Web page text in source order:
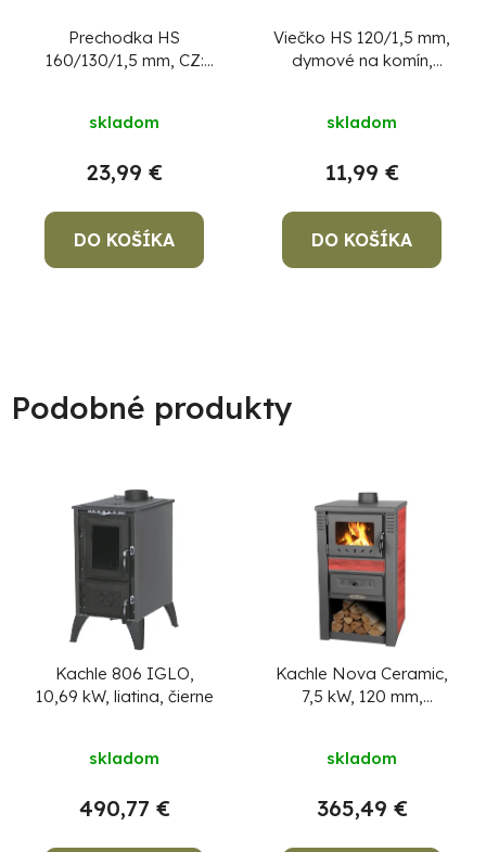
Prechodka HS
160/130/1,5 mm, CZ:
skladom
23,99 €
DO KOŠÍKA
Viečko HS 120/1,5 mm,
dymové na komín,
skladom
11,99 €
DO KOŠÍKA
Podobné produkty
Kachle 806 IGLO,
10,69 kW, liatina, čierne
skladom
490,77 €
Kachle Nova Ceramic,
7,5 kW, 120 mm,
skladom
365,49 €